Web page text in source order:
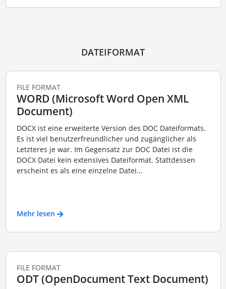
DATEIFORMAT
FILE FORMAT
WORD (Microsoft Word Open XML
Document)
DOCX ist eine erweiterte Version des DOC Dateiformats.
Es ist viel benutzerfreundlicher und zugänglicher als
Letzteres je war. Im Gegensatz zur DOC Datei ist die
DOCX Datei kein extensives Dateiformat. Stattdessen
erscheint es als eine einzelne Datei...
Mehr lesen
FILE FORMAT
ODT (OpenDocument Text Document)